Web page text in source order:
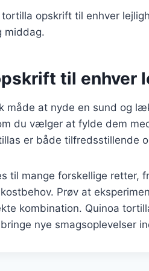
opskrift til enhver
middag.
til enhver
måde at nyde en sund og
du vælger at fylde dem
er både tilfredsstillende
til mange forskellige retter,
Prøv at
kombination. Quinoa
nye smagsoplevelser